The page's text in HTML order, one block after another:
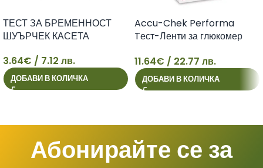
3
ТЕСТ ЗА БРЕМЕННОСТ
ШУЪРЧЕК КАСЕТА
3.64€ / 7.12 лв.
ДОБАВИ В КОЛИЧКА
11
Accu-Chek Performa
Tест-Ленти за глюкомер
11.64€ / 22.77 лв.
ДОБАВИ В КОЛИЧКА
Абонирайте се за